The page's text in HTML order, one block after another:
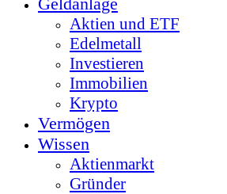
Aktien und ETF
Edelmetall
Investieren
Immobilien
Krypto
Vermögen
Wissen
Aktienmarkt
Gründer